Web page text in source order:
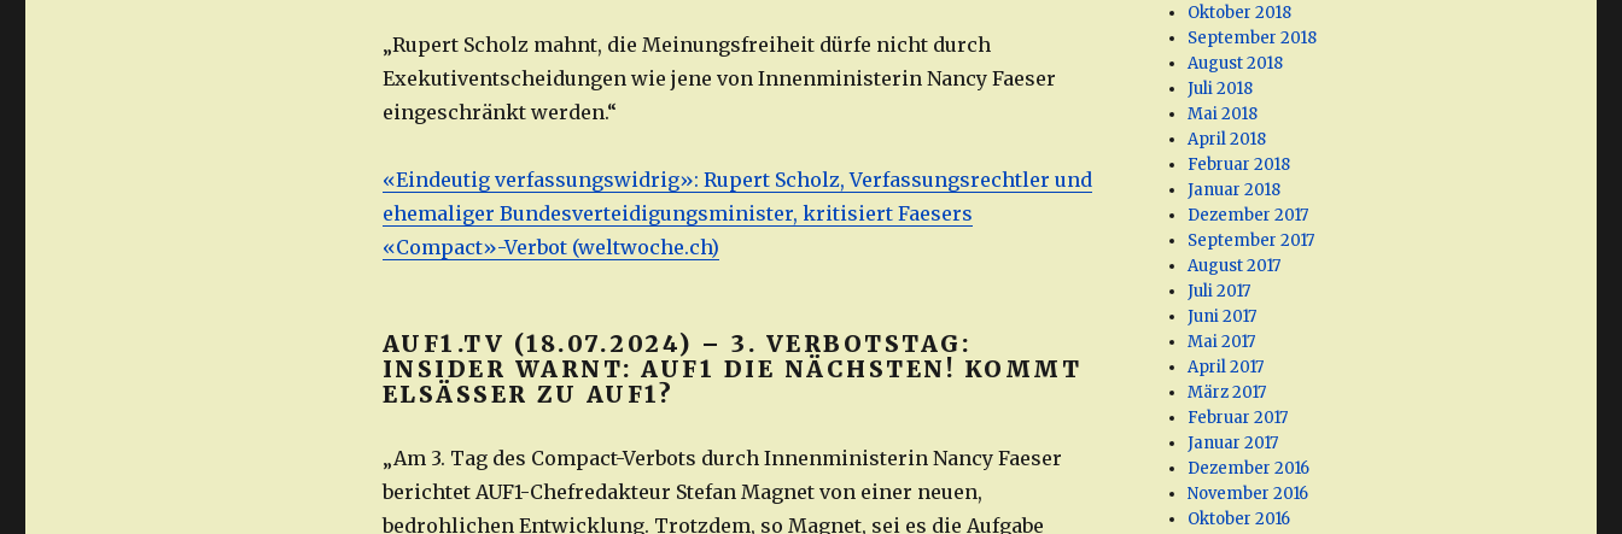
„Rupert Scholz mahnt, die Meinungsfreiheit dürfe nicht durch
Exekutiventscheidungen wie jene von Innenministerin Nancy Faeser
eingeschränkt werden.“
«Eindeutig verfassungswidrig»: Rupert Scholz, Verfassungsrechtler und
ehemaliger Bundesverteidigungsminister, kritisiert Faesers
«Compact»-Verbot (weltwoche.ch)
AUF1.TV (18.07.2024) – 3. VERBOTSTAG:
INSIDER WARNT: AUF1 DIE NÄCHSTEN! KOMMT
ELSÄSSER ZU AUF1?
„Am 3. Tag des Compact-Verbots durch Innenministerin Nancy Faeser
berichtet AUF1-Chefredakteur Stefan Magnet von einer neuen,
bedrohlichen Entwicklung. Trotzdem, so Magnet, sei es die Aufgabe
Oktober 2018
September 2018
August 2018
Juli 2018
Mai 2018
April 2018
Februar 2018
Januar 2018
Dezember 2017
September 2017
August 2017
Juli 2017
Juni 2017
Mai 2017
April 2017
März 2017
Februar 2017
Januar 2017
Dezember 2016
November 2016
Oktober 2016